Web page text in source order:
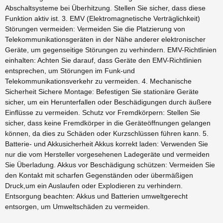
Abschaltsysteme bei Überhitzung. Stellen Sie sicher, dass diese
Funktion aktiv ist. 3. EMV (Elektromagnetische Verträglichkeit)
Störungen vermeiden: Vermeiden Sie die Platzierung von
Telekommunikationsgeräten in der Nähe anderer elektronischer
Geräte, um gegenseitige Störungen zu verhindern. EMV-Richtlinien
einhalten: Achten Sie darauf, dass Geräte den EMV-Richtlinien
entsprechen, um Störungen im Funk-und
Telekommunikationsverkehr zu vermeiden. 4. Mechanische
Sicherheit Sichere Montage: Befestigen Sie stationäre Geräte
sicher, um ein Herunterfallen oder Beschädigungen durch äußere
Einflüsse zu vermeiden. Schutz vor Fremdkörpern: Stellen Sie
sicher, dass keine Fremdkörper in die Geräteöffnungen gelangen
können, da dies zu Schäden oder Kurzschlüssen führen kann. 5.
Batterie- und Akkusicherheit Akkus korrekt laden: Verwenden Sie
nur die vom Hersteller vorgesehenen Ladegeräte und vermeiden
Sie Überladung. Akkus vor Beschädigung schützen: Vermeiden Sie
den Kontakt mit scharfen Gegenständen oder übermäßigen
Druck,um ein Auslaufen oder Explodieren zu verhindern.
Entsorgung beachten: Akkus und Batterien umweltgerecht
entsorgen, um Umweltschäden zu vermeiden.